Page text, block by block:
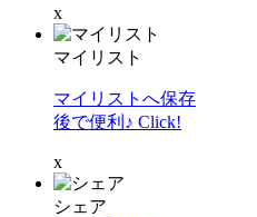
x
マイリスト
マイリストへ保存
後で便利♪ Click!
x
シェア